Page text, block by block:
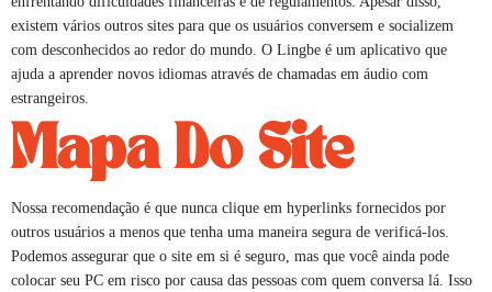
existem vários outros sites para que os usuários conversem e socializem
com desconhecidos ao redor do mundo. O Lingbe é um aplicativo que
ajuda a aprender novos idiomas através de chamadas em áudio com
estrangeiros.
Mapa Do Site
Nossa recomendação é que nunca clique em hyperlinks fornecidos por
outros usuários a menos que tenha uma maneira segura de verificá-los.
Podemos assegurar que o site em si é seguro, mas que você ainda pode
colocar seu PC em risco por causa das pessoas com quem conversa lá. Isso